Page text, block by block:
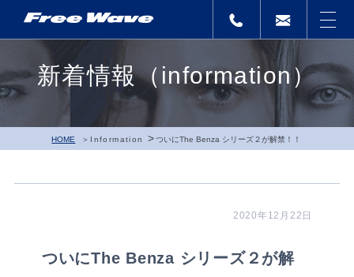
新着情報（information）
HOME Information >ついにThe Benza シリーズ２が解禁！！
2020年12月22日
ついにThe Benza シリーズ２が解